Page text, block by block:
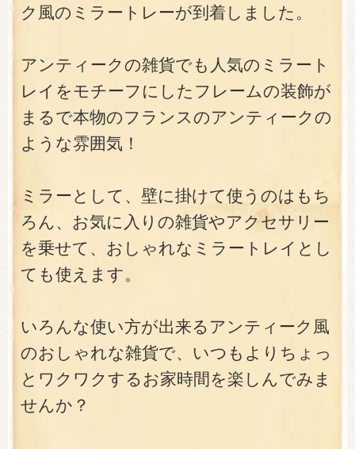
ク風のミラートレーが到着しました。
アンティークの雑貨でも人気のミラート
レイをモチーフにしたフレームの装飾が
まるで本物のフランスのアンティークの
ような雰囲気！
ミラーとして、壁に掛けて使うのはもち
ろん、お気に入りの雑貨やアクセサリー
を乗せて、おしゃれなミラートレイとし
ても使えます。
いろんな使い方が出来るアンティーク風
のおしゃれな雑貨で、いつもよりちょっ
とワクワクするお家時間を楽しんでみま
せんか？